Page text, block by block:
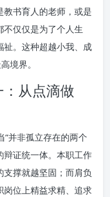
书育人的老师，或是
仅仅是为了个人生
祉。这种超越小我、成
境界。
从点滴做
”并非孤立存在的两个
辩证统一体。本职工作
撑就越坚固；而肩负
岗位上精益求精、追求